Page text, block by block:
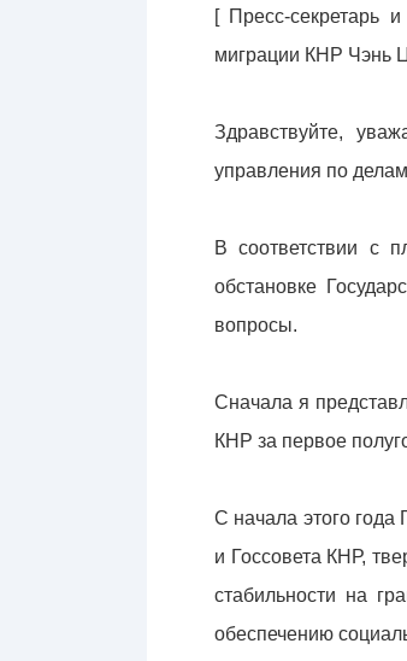
[ Пресс-секретарь
миграции КНР Чэнь
Здравствуйте,
управления по
В соответствии с
обстановке
вопросы.
Сначала я
КНР за первое
С начала этого
и Госсовета КНР,
стабильности на
обеспечению